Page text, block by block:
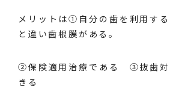
メリットは①自分の歯を利用す
と違い歯根膜がある。
②保険適用治療である ③抜歯対
きる